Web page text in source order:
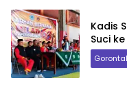
Kadis
Suci